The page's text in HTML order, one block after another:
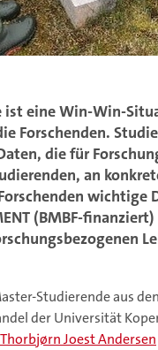
ist eine Win-Win-
Forschenden.
die für
an
wichtige
(BMBF-
Studierende aus
der Universität
Joest Andersen